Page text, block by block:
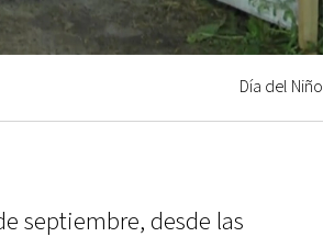
Día del Niño
septiembre, desde las